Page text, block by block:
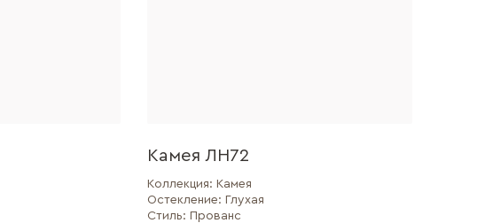
Камея ЛН72
Коллекция: Камея
Остекление: Глухая
Стиль: Прованс